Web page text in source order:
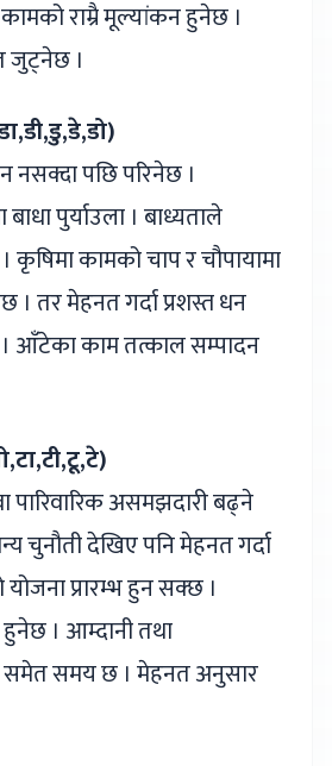
राम्रै मूल्यांकन हुनेछ ।
जुट्नेछ ।
पछि परिनेछ ।
पुर्याउला । बाध्यताले
कामको चाप र चौपायामा
तर मेहनत गर्दा प्रशस्त धन
आँटेका काम तत्काल सम्पादन
पारिवारिक असमझदारी बढ्ने
चुनौती देखिए पनि मेहनत गर्दा
प्रारम्भ हुन सक्छ ।
। आम्दानी तथा
समय छ । मेहनत अनुसार